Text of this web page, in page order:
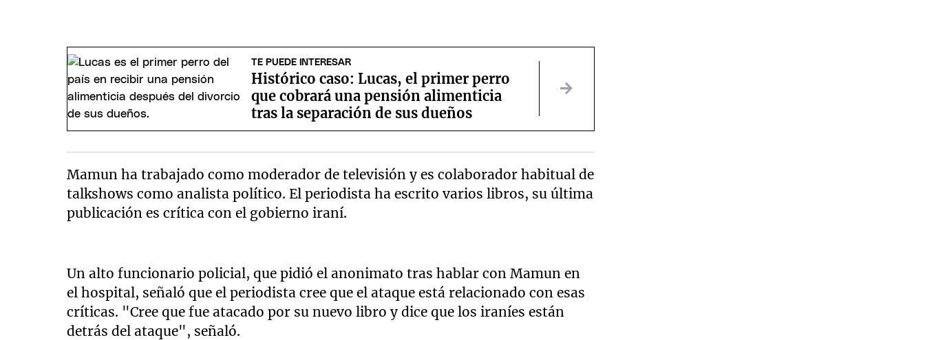
TE PUEDE INTERESAR
Histórico caso: Lucas, el primer perro
que cobrará una pensión alimenticia
tras la separación de sus dueños
Mamun ha trabajado como moderador de televisión y es colaborador habitual de
talkshows como analista político. El periodista ha escrito varios libros, su última
publicación es crítica con el gobierno iraní.
Un alto funcionario policial, que pidió el anonimato tras hablar con Mamun en
el hospital, señaló que el periodista cree que el ataque está relacionado con esas
críticas. "Cree que fue atacado por su nuevo libro y dice que los iraníes están
detrás del ataque", señaló.